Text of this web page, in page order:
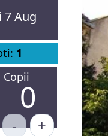
7 Aug
1
Copii
0
-
+